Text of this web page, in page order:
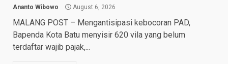
Ananto Wibowo August 6, 2026
MALANG POST – Mengantisipasi kebocoran PAD,
Bapenda Kota Batu menyisir 620 vila yang belum
terdaftar wajib pajak,...